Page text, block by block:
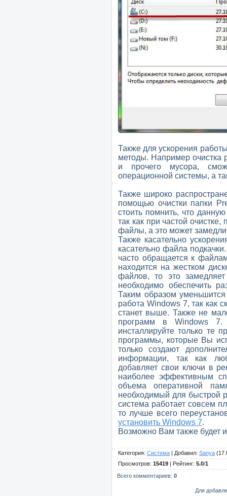
Также для ускорения
методы. Например очистка
и прочего мусора,
операционной системы, а
Также широко
помощью очистки папки
стоить помнить, что
так как при частой
файлы, а это может
Также касательно
касательно файла
часто обращается к
находится на жестком
файлов, то это
необходимо обеспечить
Таким образом уменьшится
работа Windows 7, так как
станет выше. Также не
программ в Windows 7.
инсталлируйте только те
программы, которые Вы
только создают
информации, так как
добавляет свои ключи в
наиболее эффективным
объема оперативной
необходимый для быстрой
система работает совсем
то лучше всего
установить Windows 7.
Возможно Вам также будет
Категория: Система Добавил: Sanya
Просмотров: 15419 Рейтинг: 5.0/1
Всего комментариев: 0
Для